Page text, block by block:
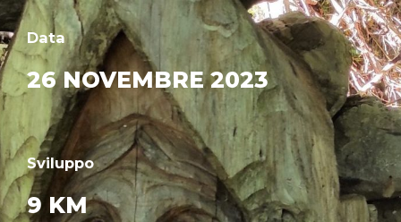
Data
26 NOVEMBRE 2023
Sviluppo
9 KM